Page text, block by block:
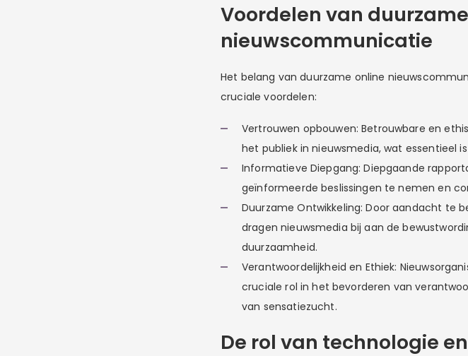
Voordelen van
nieuwscommunicatie
Het belang van duurzame online
cruciale voordelen:
Vertrouwen opbouwen: Betrouwbare en
het publiek in nieuwsmedia, wat essentieel
Informatieve Diepgang: Diepgaande
geïnformeerde beslissingen te nemen en
Duurzame Ontwikkeling: Door aandacht te
dragen nieuwsmedia bij aan de
duurzaamheid.
Verantwoordelijkheid en Ethiek:
cruciale rol in het bevorderen van
van sensatiezucht.
De rol van technologie